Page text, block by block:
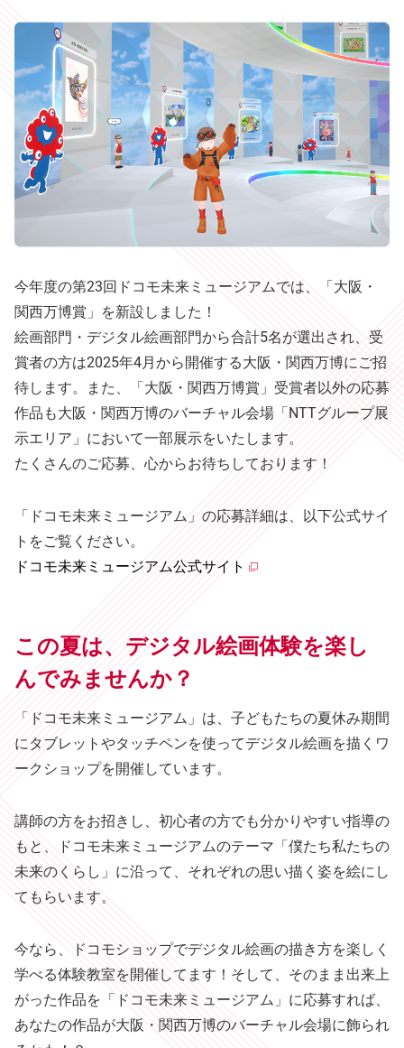
今年度の第23回ドコモ未来ミュージアムでは、「大阪・
関西万博賞」を新設しました！
絵画部門・デジタル絵画部門から合計5名が選出され、受
賞者の方は2025年4月から開催する大阪・関西万博にご招
待します。また、「大阪・関西万博賞」受賞者以外の応募
作品も大阪・関西万博のバーチャル会場「NTTグループ展
示エリア」において一部展示をいたします。
たくさんのご応募、心からお待ちしております！
「ドコモ未来ミュージアム」の応募詳細は、以下公式サイ
トをご覧ください。
ドコモ未来ミュージアム公式サイト
この夏は、デジタル絵画体験を楽し
んでみませんか？
「ドコモ未来ミュージアム」は、子どもたちの夏休み期間
にタブレットやタッチペンを使ってデジタル絵画を描くワ
ークショップを開催しています。
講師の方をお招きし、初心者の方でも分かりやすい指導の
もと、ドコモ未来ミュージアムのテーマ「僕たち私たちの
未来のくらし」に沿って、それぞれの思い描く姿を絵にし
てもらいます。
今なら、ドコモショップでデジタル絵画の描き方を楽しく
学べる体験教室を開催してます！そして、そのまま出来上
がった作品を「ドコモ未来ミュージアム」に応募すれば、
あなたの作品が大阪・関西万博のバーチャル会場に飾られ